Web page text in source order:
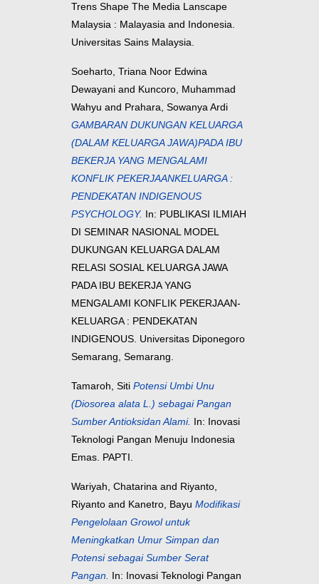
Trens Shape The Media Lanscape
Malaysia : Malayasia and Indonesia.
Universitas Sains Malaysia.
Soeharto, Triana Noor Edwina
Dewayani and Kuncoro, Muhammad
Wahyu and Prahara, Sowanya Ardi
GAMBARAN DUKUNGAN KELUARGA
(DALAM KELUARGA JAWA)PADA IBU
BEKERJA YANG MENGALAMI
KONFLIK PEKERJAANKELUARGA :
PENDEKATAN INDIGENOUS
PSYCHOLOGY. In: PUBLIKASI ILMIAH
DI SEMINAR NASIONAL MODEL
DUKUNGAN KELUARGA DALAM
RELASI SOSIAL KELUARGA JAWA
PADA IBU BEKERJA YANG
MENGALAMI KONFLIK PEKERJAAN-
KELUARGA : PENDEKATAN
INDIGENOUS. Universitas Diponegoro
Semarang, Semarang.
Tamaroh, Siti Potensi Umbi Unu
(Diosorea alata L.) sebagai Pangan
Sumber Antioksidan Alami. In: Inovasi
Teknologi Pangan Menuju Indonesia
Emas. PAPTI.
Wariyah, Chatarina and Riyanto,
Riyanto and Kanetro, Bayu Modifikasi
Pengelolaan Growol untuk
Meningkatkan Umur Simpan dan
Potensi sebagai Sumber Serat
Pangan. In: Inovasi Teknologi Pangan